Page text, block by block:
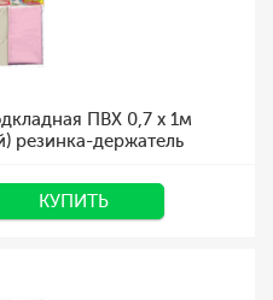
ПВХ 0,7 х 1м
резинка-держатель
КУПИТЬ